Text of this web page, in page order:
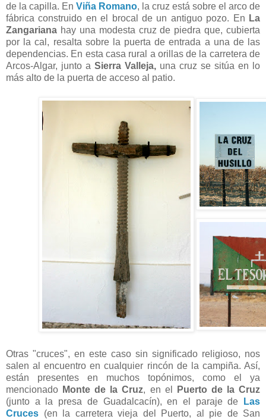
de la capilla. En Viña Romano, la cruz está sobre el arco de
fábrica construido en el brocal de un antiguo pozo. En La
Zangariana hay una modesta cruz de piedra que, cubierta
por la cal, resalta sobre la puerta de entrada a una de las
dependencias. En esta casa rural a orillas de la carretera de
Arcos-Algar, junto a Sierra Valleja, una cruz se sitúa en lo
más alto de la puerta de acceso al patio.
Otras "cruces", en este caso sin significado religioso, nos
salen al encuentro en cualquier rincón de la campiña. Así,
están presentes en muchos topónimos, como el ya
mencionado Monte de la Cruz, en el
Puerto de la Cruz
(junto a la presa de Guadalcacín), en el paraje de
Las
Cruces (en la carretera vieja del Puerto, al pie de San